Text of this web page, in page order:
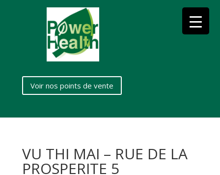
Voir nos points de vente
VU THI MAI – RUE DE LA
PROSPERITE 5